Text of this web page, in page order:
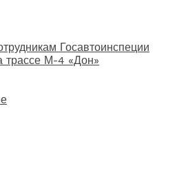
Госавтоинспеции
трассе М-4 «Дон»